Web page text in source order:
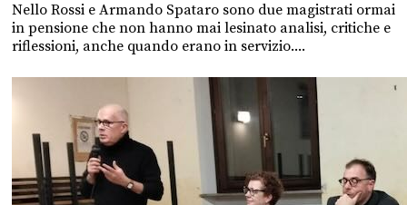
Nello Rossi e Armando Spataro sono due magistrati ormai
in pensione che non hanno mai lesinato analisi, critiche e
riflessioni, anche quando erano in servizio....